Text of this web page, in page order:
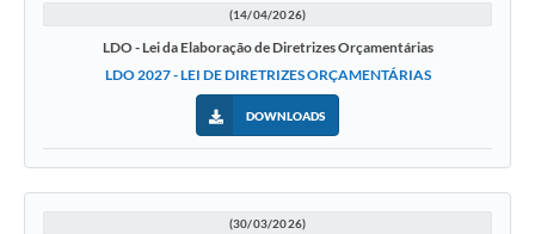
(14/04/2026)
LDO - Lei da Elaboração de Diretrizes Orçamentárias
LDO 2027 - LEI DE DIRETRIZES ORÇAMENTÁRIAS
DOWNLOADS
(30/03/2026)